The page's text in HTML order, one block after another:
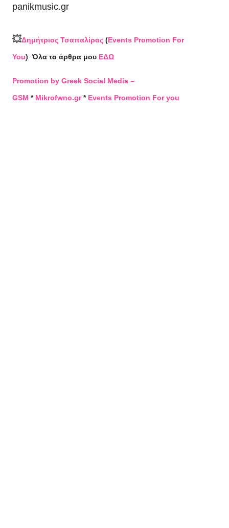
panikmusic.gr
💥Δημήτριος Τσαπαλίρας (Events Promotion For
You) Όλα τα άρθρα μου ΕΔΩ
Promotion by Greek Social Media –
GSM * Mikrofwno.gr* Events Promotion For you